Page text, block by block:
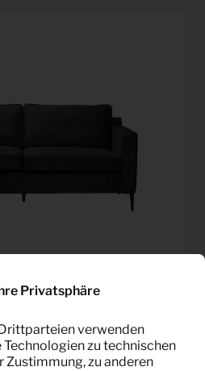
34,08
Pro Monat
(exklusiv MwSt)
Privatsphäre
verwenden
zu technischen
Zustimmung, zu anderen